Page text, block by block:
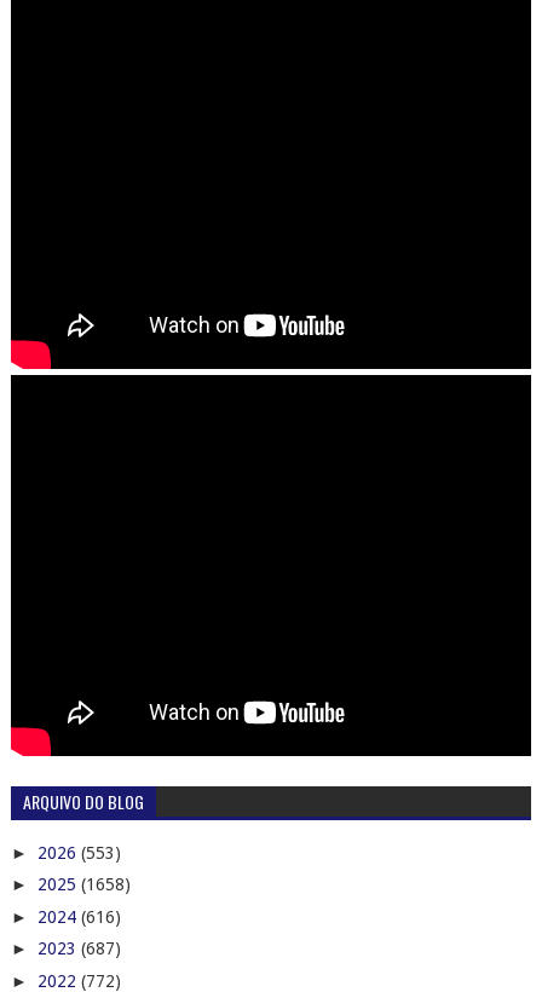
ARQUIVO DO BLOG
► 2026 (553)
► 2025 (1658)
► 2024 (616)
► 2023 (687)
► 2022 (772)